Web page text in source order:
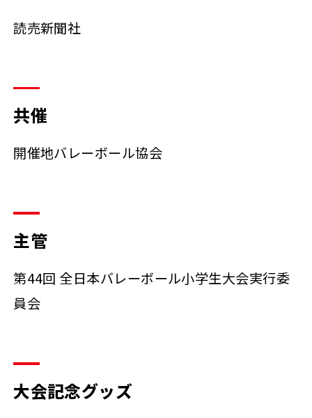
読売新聞社
共催
開催地バレーボール協会
主管
第44回 全日本バレーボール小学生大会実行委
員会
大会記念グッズ